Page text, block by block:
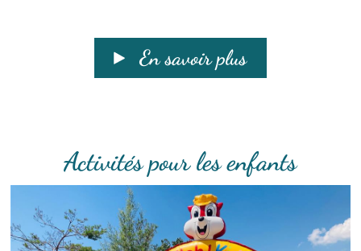
Le camping La Pomme de Pin saura divertir tous les
membres de la famille car il est adapté à tous les âges, que
A proximité:
Le secteur est dynamique avec beaucoup d'activités:
Parcs accro-branches, centres aquatiques, mini-golf, fête
forraine, paint-ball, lasergame, lasertag, balade équestre,...
En savoir plus
Activités pour les enfants